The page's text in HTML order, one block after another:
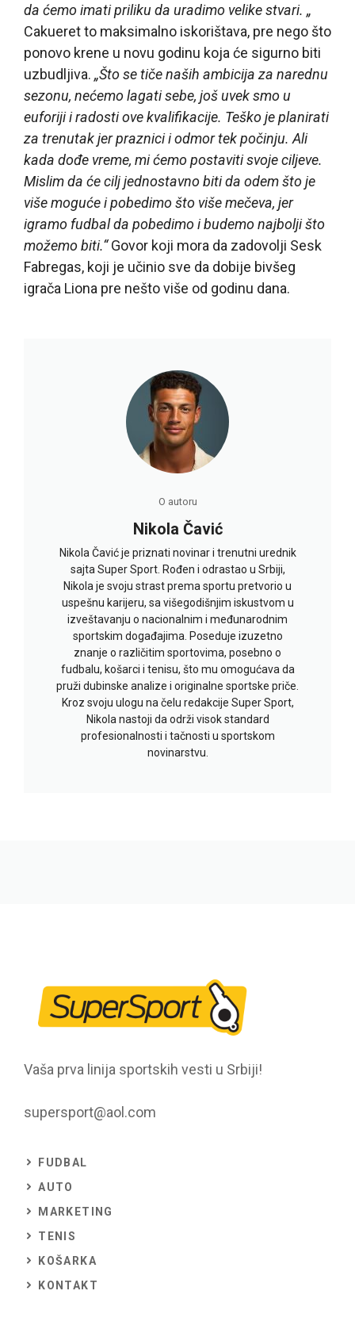
da ćemo imati priliku da uradimo velike stvari. „
Cakueret to maksimalno iskorištava, pre nego što
ponovo krene u novu godinu koja će sigurno biti
uzbudljiva. „Što se tiče naših ambicija za narednu
sezonu, nećemo lagati sebe, još uvek smo u
euforiji i radosti ove kvalifikacije. Teško je planirati
za trenutak jer praznici i odmor tek počinju. Ali
kada dođe vreme, mi ćemo postaviti svoje ciljeve.
Mislim da će cilj jednostavno biti da odem što je
više moguće i pobedimo što više mečeva, jer
igramo fudbal da pobedimo i budemo najbolji što
možemo biti.“Govor koji mora da zadovolji Sesk
Fabregas, koji je učinio sve da dobije bivšeg
igrača Liona pre nešto više od godinu dana.
O autoru
Nikola Čavić
Nikola Čavić je priznati novinar i trenutni urednik
sajta Super Sport. Rođen i odrastao u Srbiji,
Nikola je svoju strast prema sportu pretvorio u
uspešnu karijeru, sa višegodišnjim iskustvom u
izveštavanju o nacionalnim i međunarodnim
sportskim događajima. Poseduje izuzetno
znanje o različitim sportovima, posebno o
fudbalu, košarci i tenisu, što mu omogućava da
pruži dubinske analize i originalne sportske priče.
Kroz svoju ulogu na čelu redakcije Super Sport,
Nikola nastoji da održi visok standard
profesionalnosti i tačnosti u sportskom
novinarstvu.
Vaša prva linija sportskih vesti u Srbiji!
supersport@aol.com
FUDBAL
AUTO
MARKETING
TENIS
KOŠARKA
KONTAKT